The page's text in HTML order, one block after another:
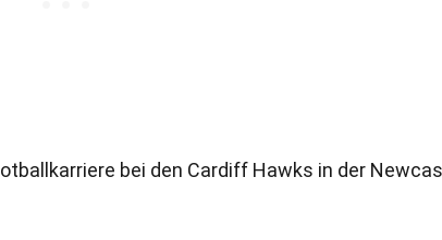
bei den Cardiff Hawks in der